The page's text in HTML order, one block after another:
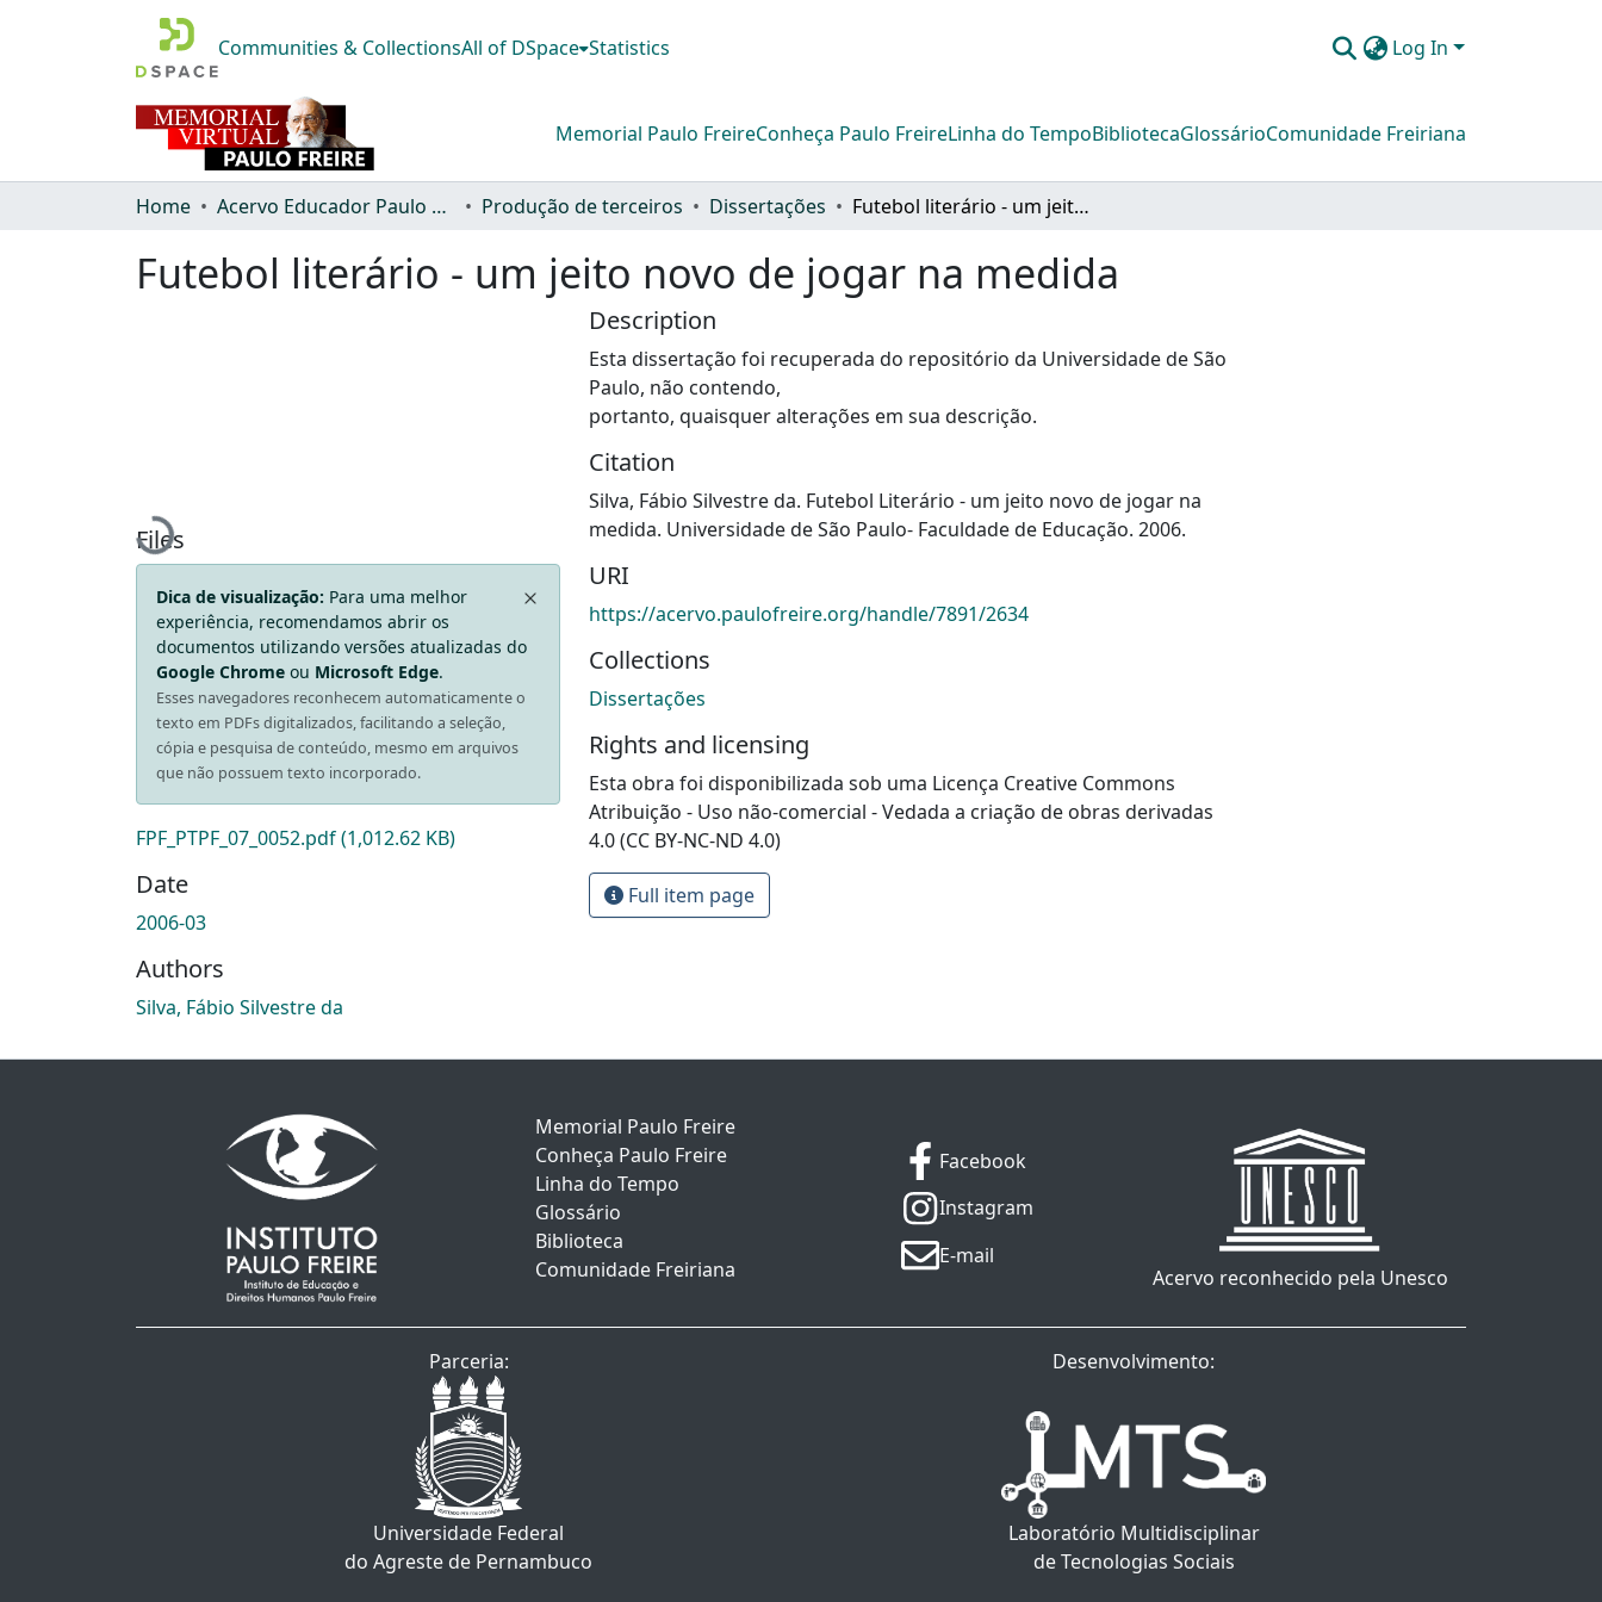
Communities & CollectionsAll of DSpace Statistics Log In
Memorial Paulo FreireConheça Paulo FreireLinha do TempoBibliotecaGlossárioComunidade Freiriana
Home Acervo Educador Paulo Freire Produção de terceiros Dissertações Futebol literário - um jeito novo de jogar na medida
Futebol literário - um jeito novo de jogar na medida
Loading...
Files
Dica de visualização: Para uma melhor
experiência, recomendamos abrir os
documentos utilizando versões atualizadas do
Google Chrome ou Microsoft Edge.
Esses navegadores reconhecem automaticamente o
texto em PDFs digitalizados, facilitando a seleção,
cópia e pesquisa de conteúdo, mesmo em arquivos
que não possuem texto incorporado.
FPF_PTPF_07_0052.pdf(1,012.62 KB)
Date
2006-03
Authors
Silva, Fábio Silvestre da
Description
Esta dissertação foi recuperada do repositório da Universidade de São
Paulo, não contendo,
portanto, quaisquer alterações em sua descrição.
Citation
Silva, Fábio Silvestre da. Futebol Literário - um jeito novo de jogar na
medida. Universidade de São Paulo- Faculdade de Educação. 2006.
URI
https://acervo.paulofreire.org/handle/7891/2634
Collections
Dissertações
Rights and licensing
Esta obra foi disponibilizada sob uma Licença Creative Commons
Atribuição - Uso não-comercial - Vedada a criação de obras derivadas
4.0 (CC BY-NC-ND 4.0)
Full item page
Memorial Paulo Freire
Conheça Paulo Freire
Linha do Tempo
Glossário
Biblioteca
Comunidade Freiriana
Facebook
Instagram
E-mail
Acervo reconhecido pela Unesco
Parceria:
Universidade Federal
do Agreste de Pernambuco
Desenvolvimento:
Laboratório Multidisciplinar
de Tecnologias Sociais